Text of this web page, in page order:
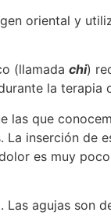
oriental y
(llamada chi)
la terapia
las que
inserción de
es muy
agujas son